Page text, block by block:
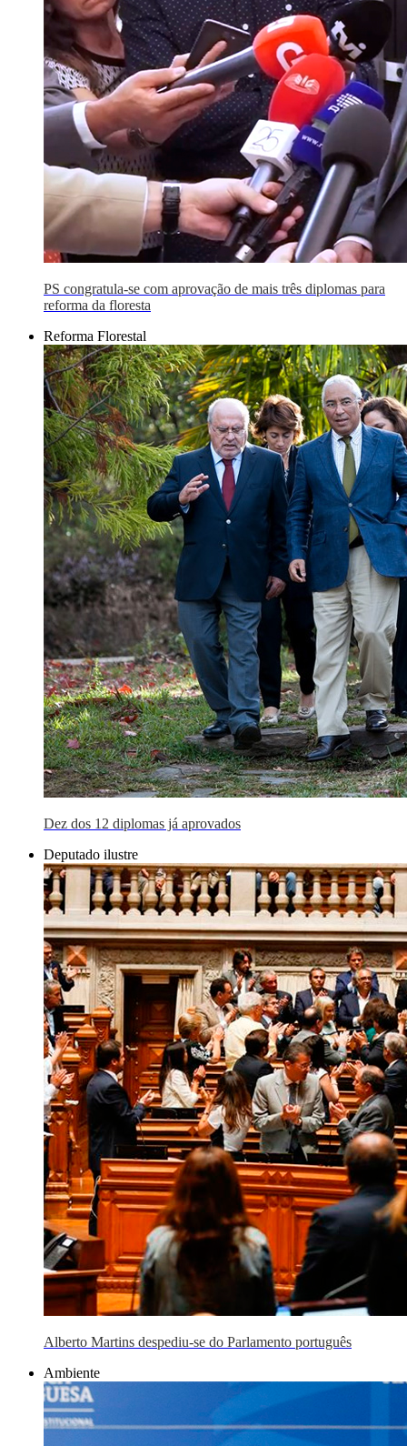
PS congratula-se com aprovação de mais três diplomas para
reforma da floresta
Reforma Florestal
Dez dos 12 diplomas já aprovados
Deputado ilustre
Alberto Martins despediu-se do Parlamento português
Ambiente